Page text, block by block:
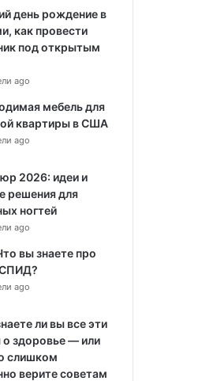
день рождение в
как провести
под открытым
ago
мебель для
квартиры в США
ago
2026: идеи и
решения для
ногтей
ago
вы знаете про
ago
ли вы все эти
здоровье — или
слишком
верите советам